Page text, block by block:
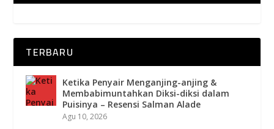
TERBARU
Ketika Penyair Menganjing-anjing &
Membabimuntahkan Diksi-diksi dalam
Puisinya – Resensi Salman Alade
Agu 10, 2026